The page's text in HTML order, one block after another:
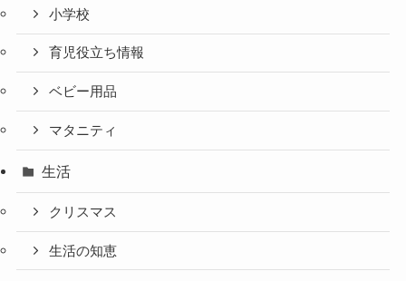
小学校
育児役立ち情報
ベビー用品
マタニティ
生活
クリスマス
生活の知恵